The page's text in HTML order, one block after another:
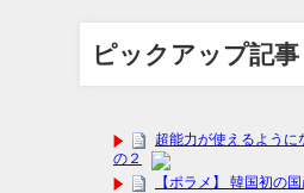
ピックアップ記事